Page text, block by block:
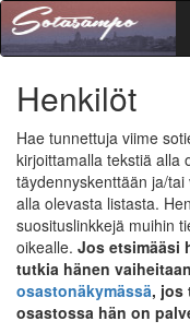
Henkilöt
Hae tunnettuja viime
kirjoittamalla tekstiä alla
täydennyskenttään ja/
alla olevasta listasta.
suosituslinkkejä muihin
oikealle. Jos etsimääsi
tutkia hänen vaiheitaan
osastonäkymässä, jos
osastossa hän on